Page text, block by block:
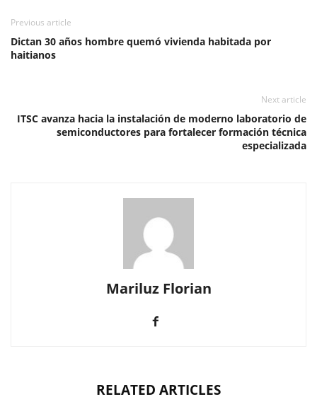
Previous article
Dictan 30 años hombre quemó vivienda habitada por
haitianos
Next article
ITSC avanza hacia la instalación de moderno laboratorio de
semiconductores para fortalecer formación técnica
especializada
Mariluz Florian
RELATED ARTICLES